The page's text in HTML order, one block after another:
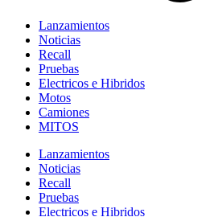
Lanzamientos
Noticias
Recall
Pruebas
Electricos e Hibridos
Motos
Camiones
MITOS
Lanzamientos
Noticias
Recall
Pruebas
Electricos e Hibridos